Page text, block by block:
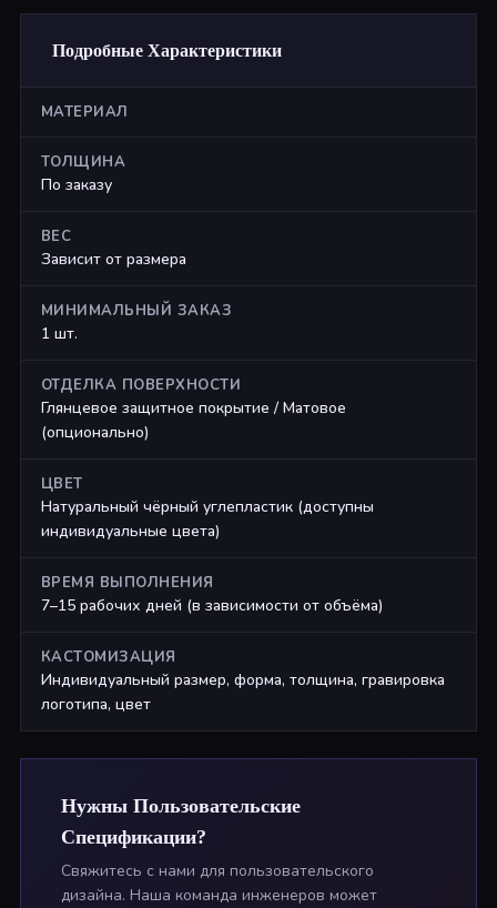
Подробные Характеристики
МАТЕРИАЛ
ТОЛЩИНА
По заказу
ВЕС
Зависит от размера
МИНИМАЛЬНЫЙ ЗАКАЗ
1 шт.
ОТДЕЛКА ПОВЕРХНОСТИ
Глянцевое защитное покрытие / Матовое
(опционально)
ЦВЕТ
Натуральный чёрный углепластик (доступны
индивидуальные цвета)
ВРЕМЯ ВЫПОЛНЕНИЯ
7–15 рабочих дней (в зависимости от объёма)
КАСТОМИЗАЦИЯ
Индивидуальный размер, форма, толщина, гравировка
логотипа, цвет
Нужны Пользовательские
Спецификации?
Свяжитесь с нами для пользовательского
дизайна. Наша команда инженеров может